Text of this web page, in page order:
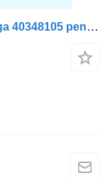
Bară de protecţie Colt bara fata stanga 40348105 pentru cap tractor Scania